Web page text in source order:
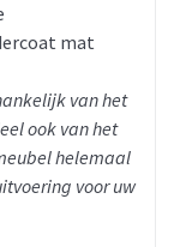
mat
van het
ook van het
helemaal
voor uw